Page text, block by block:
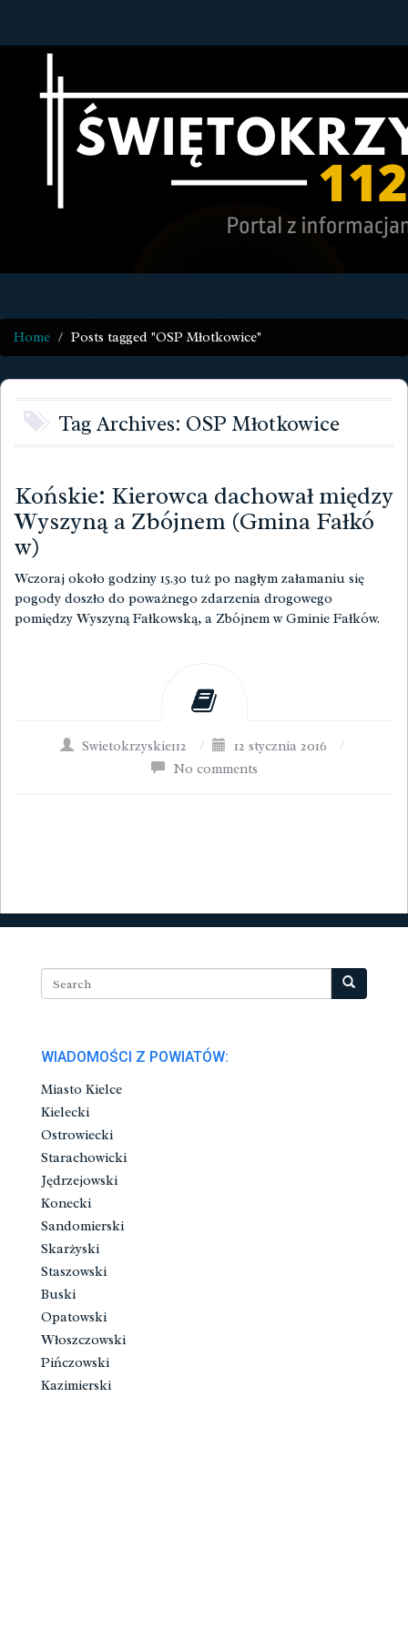
Home Posts tagged "OSP Młotkowice"
Tag Archives: OSP Młotkowice
Końskie: Kierowca dachował między
Wyszyną a Zbójnem (Gmina Fałkó
w)
Wczoraj około godziny 15.30 tuż po nagłym załamaniu się
pogody doszło do poważnego zdarzenia drogowego
pomiędzy Wyszyną Fałkowską, a Zbójnem w Gminie Fałków.
Swietokrzyskie112 / 12 stycznia 2016
/
No comments
WIADOMOŚCI Z POWIATÓW:
Miasto Kielce
Kielecki
Ostrowiecki
Starachowicki
Jędrzejowski
Konecki
Sandomierski
Skarżyski
Staszowski
Buski
Opatowski
Włoszczowski
Pińczowski
Kazimierski